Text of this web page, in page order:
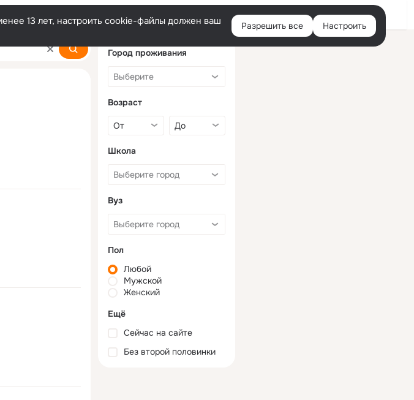
Войти
13 лет, настроить cookie-файлы должен ваш
Разрешить все Настроить
Город проживания
Возраст
Школа
Вуз
Пол
Любой
Мужской
Женский
Ещё
Сейчас на сайте
Без второй половинки